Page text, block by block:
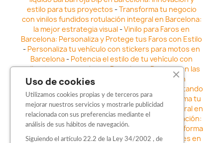
estilo para tus proyectos -Transforma tu negocio
con vinilos fundidos rotulación integral en Barcelona:
la mejor estrategia visual -Vinilo para Faros en
Barcelona: Personaliza y Protege tus Faros con Estilo
- Personaliza tu vehículo con stickers para motos en
Barcelona- Potencia el estilo de tu vehículo con
adhesivos para coche en Barcelona-Destaca en las
calles: Los Mejores stickers para coches en
Vinilo para faros en Barcelona: Resaltando
la Estética y Seguridad del Automóvil- Transforma tu
vehículo con los vinilos fundidos rotulación integral en
Barcelona-Explora la Innovación en Personalización:
Vinilo líquido barbarroja dip en Barcelona
Transforma
tu vehículo con estilo: Kits adhesivos para coches en
Uso de cookies
Utilizamos cookies propias y de terceros para
mejorar nuestros servicios y mostrarle publicidad
relacionada con sus preferencias mediante el
análisis de sus hábitos de navegación.
Siguiendo el artículo 22.2 de la Ley 34/2002 , de